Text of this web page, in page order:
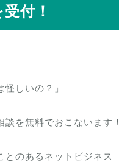
付！
怪しいの？」
談を無料でおこないます！
とのあるネットビジネス